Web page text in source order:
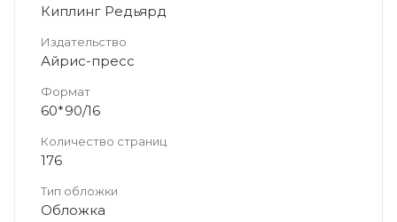
Киплинг Редьярд
Издательство
Айрис-пресс
Формат
60*90/16
Количество страниц
176
Тип обложки
Обложка